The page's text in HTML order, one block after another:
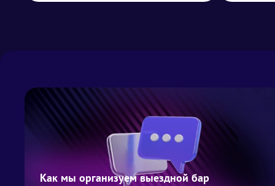
Как мы организуем выездной бар